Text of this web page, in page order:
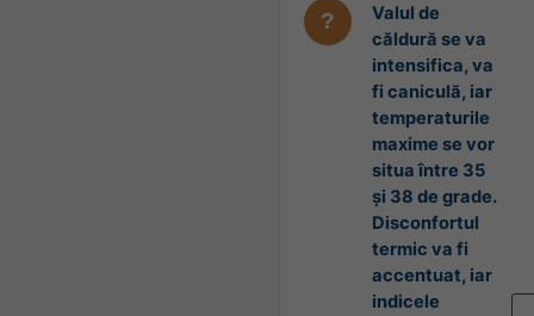
Valul de
căldură se va
intensifica, va
fi caniculă, iar
temperaturile
maxime se vor
situa între 35
și 38 de grade.
Disconfortul
termic va fi
accentuat, iar
indicele